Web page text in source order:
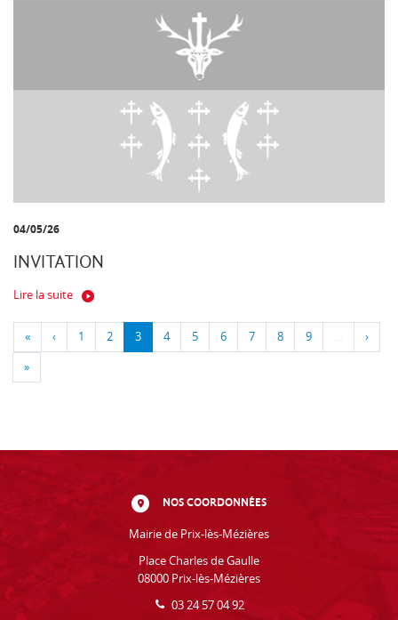
04/05/26
INVITATION
Lire la suite
« ‹ 1 2 3 4 5 6 7 8 9 … ›
»
NOS COORDONNÉES
Mairie de Prix-lès-Mézières
Place Charles de Gaulle
08000 Prix-lès-Mézières
03 24 57 04 92